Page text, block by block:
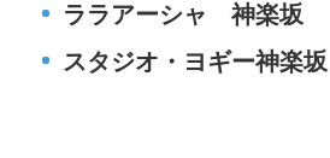
ララアーシャ 神楽坂
スタジオ・ヨギー神楽坂